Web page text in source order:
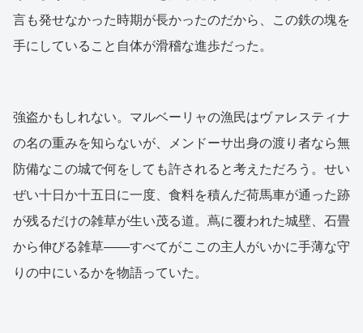
言も発せなかった時期が長かったのだから、この鉄の塊を
手にしていること自体が滑稽な進歩だった。
強盗かもしれない。マルベーリャの漁民はヴァレスティナ
の名の重みを知らないが、メンドーサ出身の渡り者なら無
防備なこの城で何をしても許されると考えただろう。せい
ぜい十日か十五日に一度、食料を積んだ荷馬車が通った跡
が残るだけの雑草が生い茂る道。蔦に覆われた城壁、石畳
から伸びる雑草——すべてがここの主人がいかに手薄な守
りの中にいるかを物語っていた。